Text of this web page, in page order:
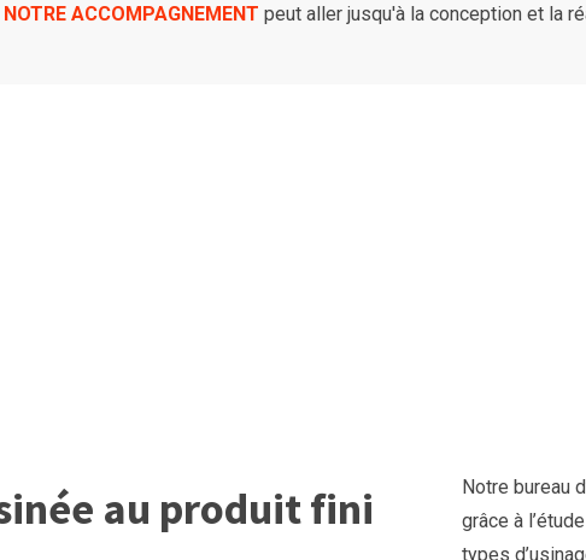
ACCOMPAGNEMENT peut aller jusqu'à la conception et la
au produit fini
Notre bureau
grâce à
types